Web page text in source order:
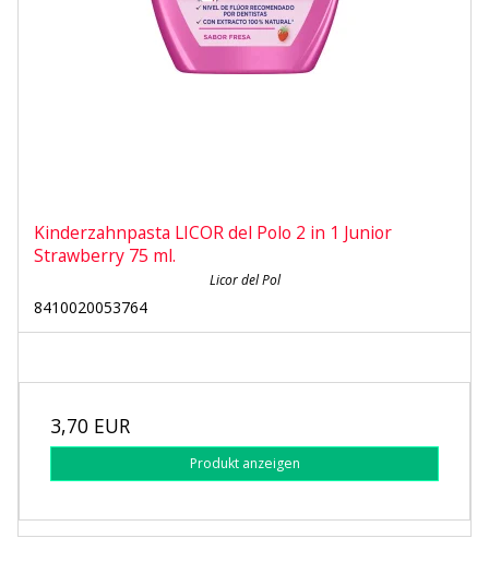
Kinderzahnpasta LICOR del Polo 2 in 1 Junior
Strawberry 75 ml.
Licor del Pol
8410020053764
3,70 EUR
Produkt anzeigen